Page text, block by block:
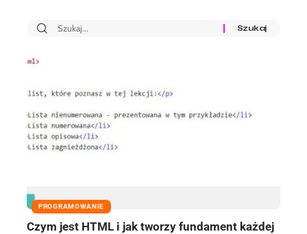
PROGRAMOWANIE
Czym jest HTML i jak tworzy fundament każdej